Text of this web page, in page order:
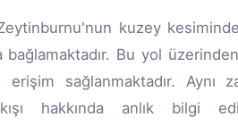
kuzey
bağlamaktadır. Bu yol
erişim sağlanmaktadır.
hakkında anlık bilgi